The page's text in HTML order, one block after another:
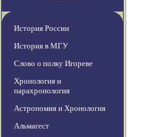
История России
История в МГУ
Слово о полку Игореве
Хронология и
парахронология
Астрономия и Хронология
Альмагест